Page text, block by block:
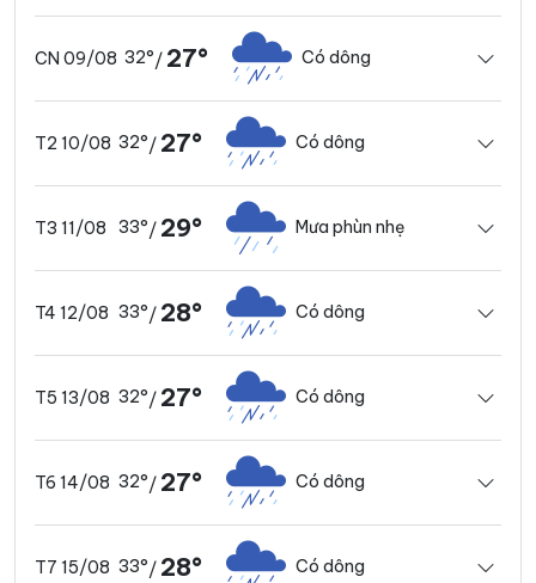
CN 09/08 32°/ 27° Có dông
T2 10/08 32°/ 27° Có dông
T3 11/08 33°/ 29° Mưa phùn nhẹ
T4 12/08 33°/ 28° Có dông
T5 13/08 32°/ 27° Có dông
T6 14/08 32°/ 27° Có dông
T7 15/08 33°/ 28° Có dông